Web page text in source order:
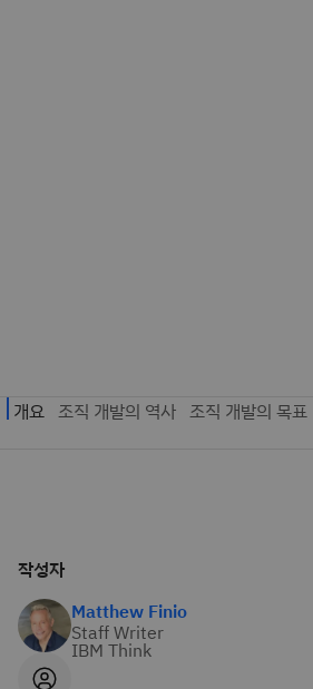
작성자
Matthew Finio
Staff Writer
IBM Think